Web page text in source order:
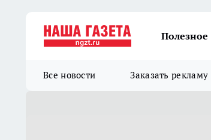
Полезное
Все новости Заказать рекламу